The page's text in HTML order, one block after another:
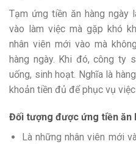
Tạm ứng tiền ăn hàng ngày
vào làm việc mà gặp khó
nhân viên mới vào mà
hàng ngày. Khi đó, công ty
uống, sinh hoạt. Nghĩa là
khoản tiền đủ để phục vụ việc
Đối tượng được ứng tiền ăn
Là những nhân viên mới